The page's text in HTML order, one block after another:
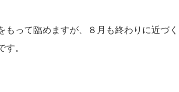
もって臨めますが、８月も終わりに近づく
。